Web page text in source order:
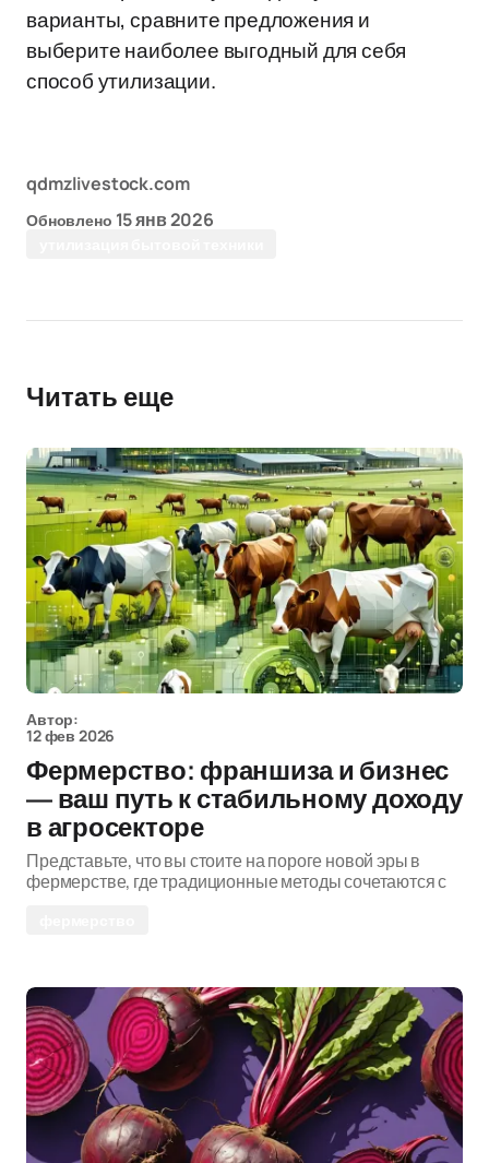
варианты, сравните предложения и
выберите наиболее выгодный для себя
способ утилизации.
qdmzlivestock.com
Обновлено 15 янв 2026
Читать еще
Автор:
12 фев 2026
Фермерство: франшиза и бизнес
— ваш путь к стабильному доходу
в агросекторе
Представьте, что вы стоите на пороге новой эры в
фермерстве, где традиционные методы сочетаются с